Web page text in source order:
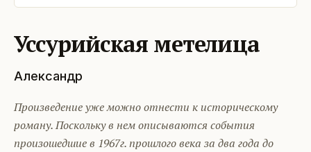
Уссурийская метелица
Александр
Произведение уже можно отнести к историческому
роману. Поскольку в нем описываются события
произошедшие в 1967г. прошлого века за два года до